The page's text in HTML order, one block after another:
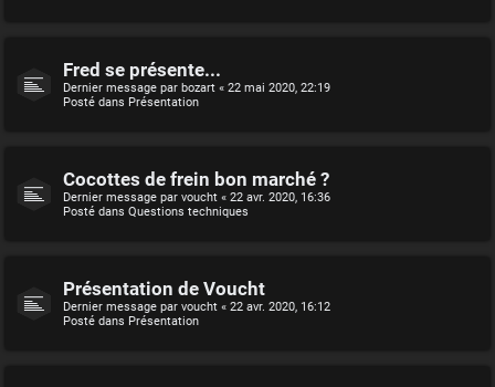
Fred se présente...
Dernier message par bozart « 22 mai 2020, 22:19
Posté dans Présentation
Cocottes de frein bon marché ?
Dernier message par voucht « 22 avr. 2020, 16:36
Posté dans Questions techniques
Présentation de Voucht
Dernier message par voucht « 22 avr. 2020, 16:12
Posté dans Présentation